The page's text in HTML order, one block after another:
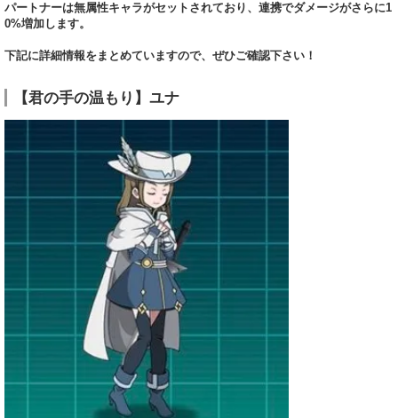
パートナーは無属性キャラがセットされており、連携でダメージがさらに1
0%増加します。
下記に詳細情報をまとめていますので、ぜひご確認下さい！
【君の手の温もり】ユナ